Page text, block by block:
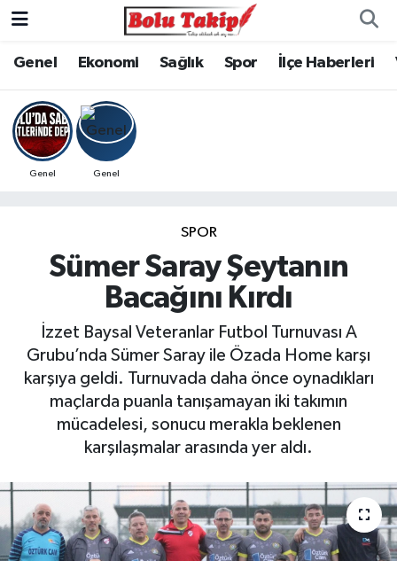
Genel Ekonomi Sağlık Spor İlçe Haberleri
Genel Genel
SPOR
Sümer Saray Şeytanın
Bacağını Kırdı
İzzet Baysal Veteranlar Futbol Turnuvası A
Grubu’nda Sümer Saray ile Özada Home karşı
karşıya geldi. Turnuvada daha önce oynadıkları
maçlarda puanla tanışamayan iki takımın
mücadelesi, sonucu merakla beklenen
karşılaşmalar arasında yer aldı.